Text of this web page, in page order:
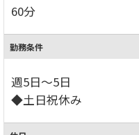
60分
勤務条件
週5日～5日
◆土日祝休み